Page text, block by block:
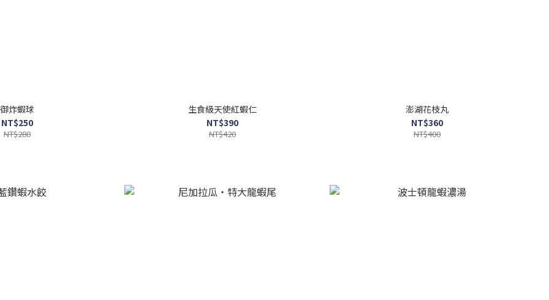
御炸蝦球
NT$250
NT$280
生食級天使紅蝦仁
NT$390
NT$420
澎湖花枝丸
NT$360
NT$400